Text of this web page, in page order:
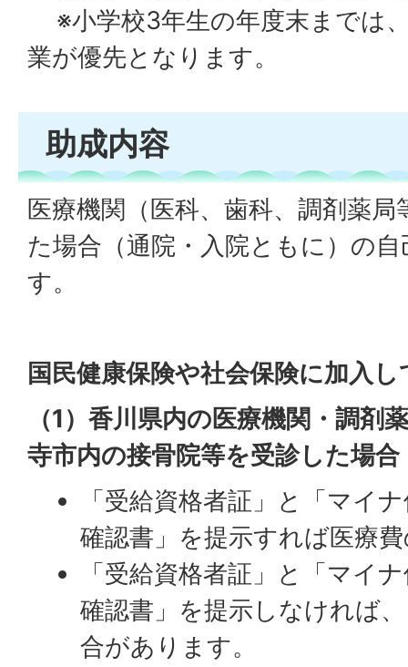
※小学校3年生の年度末までは
業が優先となります。
助成内容
医療機関（医科、歯科、調剤薬
た場合（通院・入院ともに）の
す。
国民健康保険や社会保険に加入
（1）香川県内の医療機関・調剤
寺市内の接骨院等を受診した場合
「受給資格者証」と「マイ
確認書」を提示すれば医療
「受給資格者証」と「マイ
確認書」を提示しなければ
合があります。